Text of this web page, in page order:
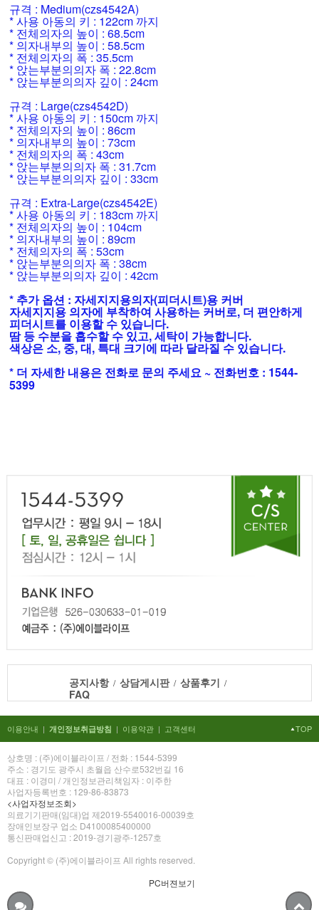
규격 : Medium(czs4542A)
* 사용 아동의 키 : 122cm 까지
* 전체의자의 높이 : 68.5cm
* 의자내부의 높이 : 58.5cm
* 전체의자의 폭 : 35.5cm
* 앉는부분의의자 폭 : 22.8cm
* 앉는부분의의자 깊이 : 24cm
규격 : Large(czs4542D)
* 사용 아동의 키 : 150cm 까지
* 전체의자의 높이 : 86cm
* 의자내부의 높이 : 73cm
* 전체의자의 폭 : 43cm
* 앉는부분의의자 폭 : 31.7cm
* 앉는부분의의자 깊이 : 33cm
규격 : Extra-Large(czs4542E)
* 사용 아동의 키 : 183cm 까지
* 전체의자의 높이 : 104cm
* 의자내부의 높이 : 89cm
* 전체의자의 폭 : 53cm
* 앉는부분의의자 폭 : 38cm
* 앉는부분의의자 깊이 : 42cm
* 추가 옵션 : 자세지지용의자(피더시트)용 커버
자세지지용 의자에 부착하여 사용하는 커버로, 더 편안하게
피더시트를 이용할 수 있습니다.
땀 등 수분을 흡수할 수 있고, 세탁이 가능합니다.
색상은 소, 중, 대, 특대 크기에 따라 달라질 수 있습니다.
* 더 자세한 내용은 전화로 문의 주세요 ~ 전화번호 : 1544-
5399
공지사항/ 상담게시판/ 상품후기 /
FAQ
이용안내 | 개인정보취급방침 | 이용약관 | 고객센터 TOP
상호명 : (주)에이블라이프 / 전화 : 1544-5399
주소 : 경기도 광주시 초월읍 산수로532번길 16
대표 : 이경미 / 개인정보관리책임자 : 이주한
사업자등록번호 : 129-86-83873
<사업자정보조회>
의료기기판매(임대)업 제2019-5540016-00039호
장애인보장구 업소 D4100085400000
통신판매업신고 : 2019-경기광주-1257호
Copyright © (주)에이블라이프 All rights reserved.
PC버젼보기